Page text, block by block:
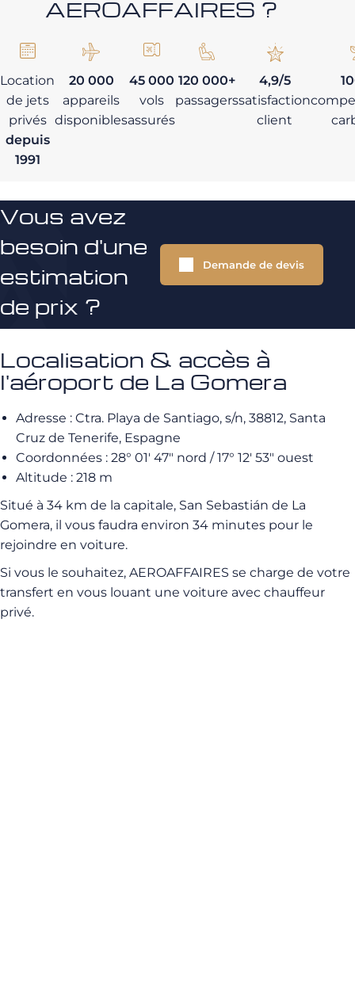
AEROAFFAIRES ?
Location
de jets
privés
depuis
1991
20 000
appareils
disponibles
45 000
vols
assurés
120 000+
passagers
4,9/5
satisfaction
client
Vous avez
besoin d'une
estimation
de prix ?
Demande de devis
Localisation & accès à
l'aéroport de La Gomera
Adresse : Ctra. Playa de Santiago, s/n, 38812, Santa
Cruz de Tenerife, Espagne
Coordonnées : 28° 01′ 47″ nord / 17° 12′ 53″ ouest
Altitude : 218 m
Situé à 34 km de la capitale, San Sebastián de La
Gomera, il vous faudra environ 34 minutes pour le
rejoindre en voiture.
Si vous le souhaitez, AEROAFFAIRES se charge de votre
transfert en vous louant une voiture avec chauffeur
privé.